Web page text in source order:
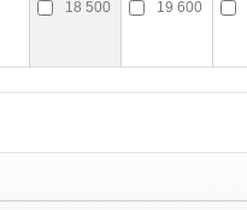
18 500 19 600